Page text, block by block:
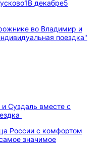
1В декабре5
Суздаль вместе с
России с комфортом
значимое